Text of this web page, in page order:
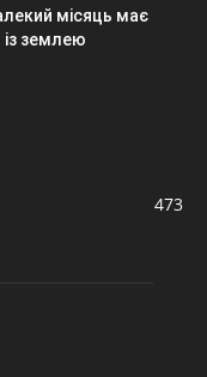
місяць має
із землею
473